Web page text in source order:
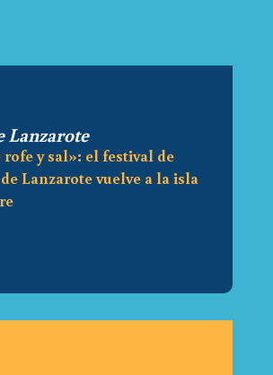
Lanzarote
rofe y sal»: el festival de
Lanzarote vuelve a la isla